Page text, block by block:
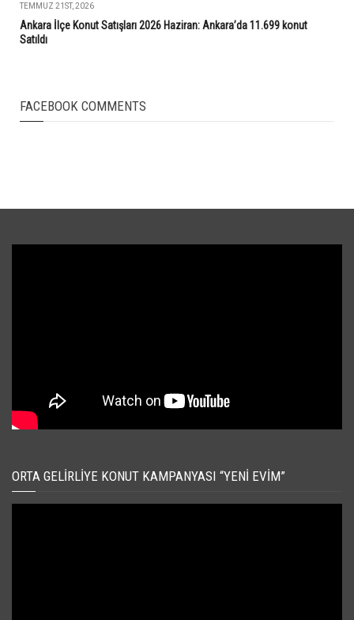
TEMMUZ 21ST, 2026
Ankara İlçe Konut Satışları 2026 Haziran: Ankara’da 11.699 konut
Satıldı
FACEBOOK COMMENTS
ORTA GELIRLIYE KONUT KAMPANYASI “YENI EVIM”